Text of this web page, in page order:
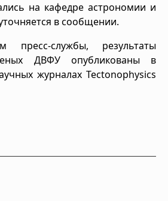
на кафедре астрономии и
в сообщении.
пресс-службы, результаты
ДВФУ опубликованы в
журналах Tectonophysics